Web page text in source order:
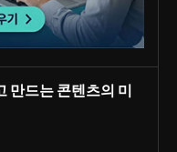
만드는 콘텐츠의 미